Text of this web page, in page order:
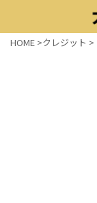
HOME >クレジット >